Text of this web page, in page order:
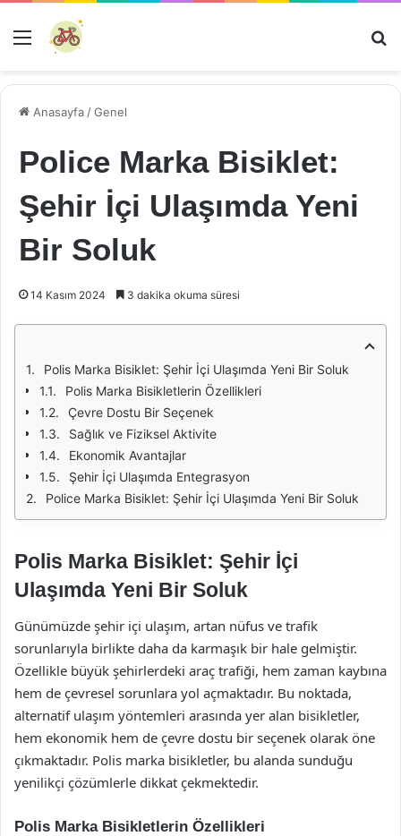
Menü
Anasayfa /Genel
Police Marka Bisiklet:
Şehir İçi Ulaşımda Yeni
Bir Soluk
14 Kasım 2024 3 dakika okuma süresi
Polis Marka Bisiklet: Şehir İçi Ulaşımda Yeni Bir Soluk
Polis Marka Bisikletlerin Özellikleri
Çevre Dostu Bir Seçenek
Sağlık ve Fiziksel Aktivite
Ekonomik Avantajlar
Şehir İçi Ulaşımda Entegrasyon
Police Marka Bisiklet: Şehir İçi Ulaşımda Yeni Bir Soluk
Polis Marka Bisiklet: Şehir İçi
Ulaşımda Yeni Bir Soluk
Günümüzde şehir içi ulaşım, artan nüfus ve trafik
sorunlarıyla birlikte daha da karmaşık bir hale gelmiştir.
Özellikle büyük şehirlerdeki araç trafiği, hem zaman kaybına
hem de çevresel sorunlara yol açmaktadır. Bu noktada,
alternatif ulaşım yöntemleri arasında yer alan bisikletler,
hem ekonomik hem de çevre dostu bir seçenek olarak öne
çıkmaktadır. Polis marka bisikletler, bu alanda sunduğu
yenilikçi çözümlerle dikkat çekmektedir.
Polis Marka Bisikletlerin Özellikleri